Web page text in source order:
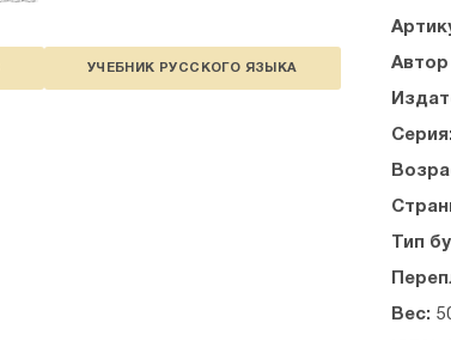
УЧЕБНИК РУССКОГО ЯЗЫКА Автор
Серия:
Тип
Вес: